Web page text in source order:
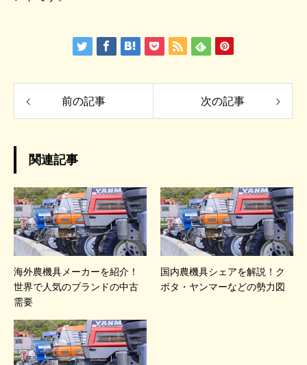
前の記事 次の記事
関連記事
海外農機具メーカーを紹介！
世界で人気のブランドの中古
需要
国内農機具シェアを解説！ク
ボタ・ヤンマーなどの勢力図